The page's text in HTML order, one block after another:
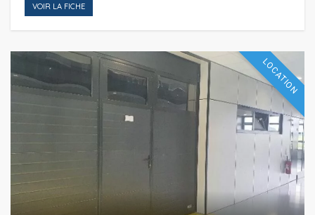
VOIR LA FICHE
LOCATION